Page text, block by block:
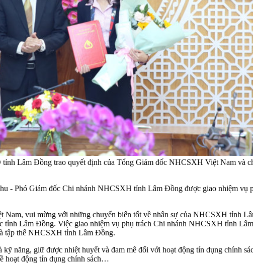
Lâm Đồng trao quyết định của Tổng Giám đốc NHCSXH Việt Nam và
- Phó Giám đốc Chi nhánh NHCSXH tỉnh Lâm Đồng được giao nhiệm vụ
vui mừng với những chuyển biến tốt về nhân sự của NHCSXH tỉnh
Lâm Đồng. Việc giao nhiệm vụ phụ trách Chi nhánh NHCSXH tỉnh
tập thể NHCSXH tỉnh Lâm Đồng.
năng, giữ được nhiệt huyết và đam mê đối với hoạt động tín dụng chính
hoạt động tín dụng chính sách…